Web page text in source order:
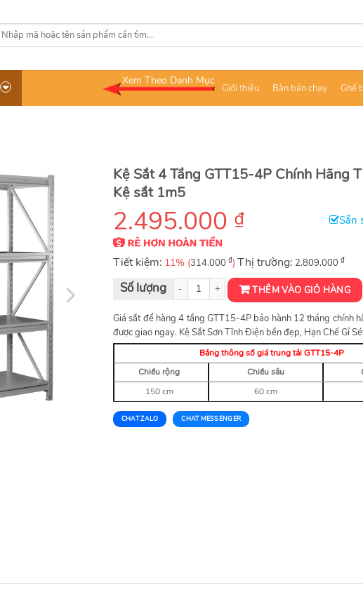
Tìm
Xem Theo Danh Mục
Giới thiệu Bàn bán chạy Ghế
Kệ Sắt 4 Tầng GTT15-4P Chính Hãng
Kệ sắt 1m5
2.495.000 ₫ Sẵn
Tiết kiệm: 11% (314.000 ₫) Thị trường: 2.809.000 ₫
Kệ Sắt 4 Tầng GTT15-4P Chính Hãng The One số lượng
THÊM VÀO GIỎ HÀNG
Giá sắt để hàng 4 tầng GTT15-4P bảo hành 12 tháng chính
được giao ngay. Kệ Sắt Sơn Tĩnh Điện bền đẹp, Hạn Chế Gỉ
Bảng thông số giá trung tải GTT15-4P
Chiều rộng
Chiều sâu
150 cm
60 cm
CHAT ZALO CHAT MESSENGER